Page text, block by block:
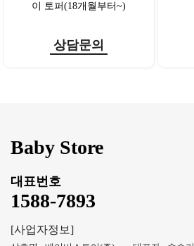
이 토퍼(18개월부터~)
상담문의
Baby Store
대표번호
1588-7893
[사업자정보]